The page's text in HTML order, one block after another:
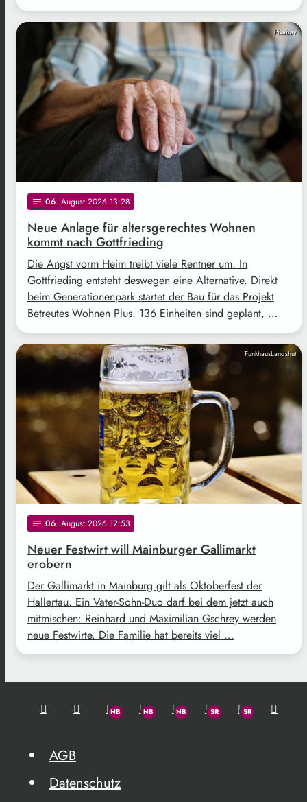
Pixabay
notes 06. August 2026 13:28
Neue Anlage für altersgerechtes Wohnen
kommt nach Gottfrieding
Die Angst vorm Heim treibt viele Rentner um. In
Gottfrieding entsteht deswegen eine Alternative. Direkt
beim Generationenpark startet der Bau für das Projekt
Betreutes Wohnen Plus. 136 Einheiten sind geplant, …
FunkhausLandshut
notes 06. August 2026 12:53
Neuer Festwirt will Mainburger Gallimarkt
erobern
Der Gallimarkt in Mainburg gilt als Oktoberfest der
Hallertau. Ein Vater-Sohn-Duo darf bei dem jetzt auch
mitmischen: Reinhard und Maximilian Gschrey werden
neue Festwirte. Die Familie hat bereits viel …
AGB
Datenschutz